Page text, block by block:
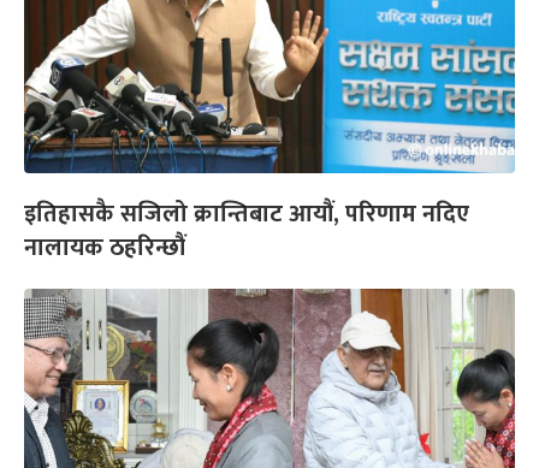
इतिहासकै सजिलो क्रान्तिबाट आयौं, परिणाम नदिए
नालायक ठहरिन्छौं